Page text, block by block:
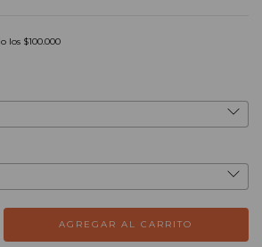
los $100.000